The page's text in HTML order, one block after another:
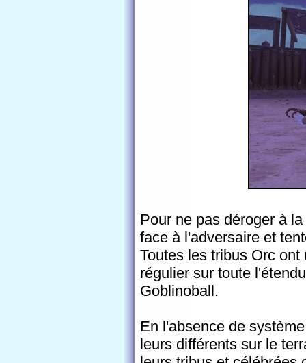
Pour ne pas déroger à
face à l'adversaire et
Toutes les tribus Orc
régulier sur toute
Goblinoball.
En l'absence de
leurs différents sur le